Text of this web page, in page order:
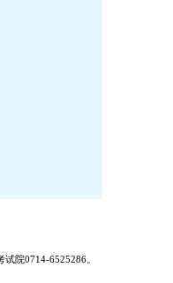
院0714-6525286。